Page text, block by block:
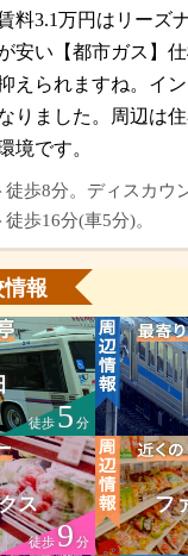
料3.1万円はリーズ
安い【都市ガス】
えられますね。イ
りました。周辺は
境です。
歩8分。ディスカウ
歩16分(車5分)。
報
徒歩5分
ス
徒歩9分
フ